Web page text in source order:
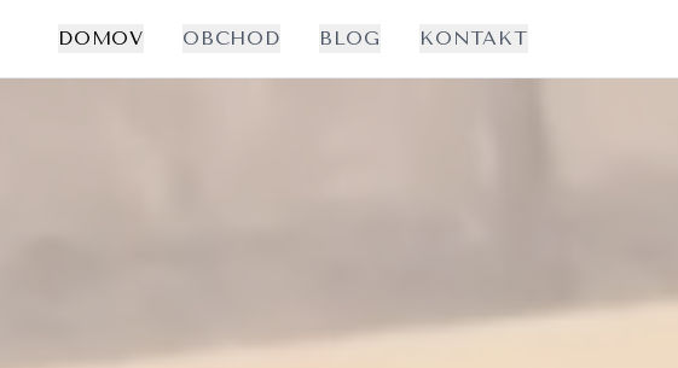
DOMOV OBCHOD BLOG KONTAKT